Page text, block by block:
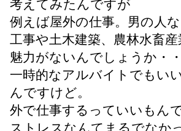
考えてみたんですが
例えば屋外の仕事。男の人
工事や土木建築、農林水畜産
魅力がないんでしょうか・・
一時的なアルバイトでもい
んですけど。
外で仕事するっていいもんで
ストレスなんてまるでなか